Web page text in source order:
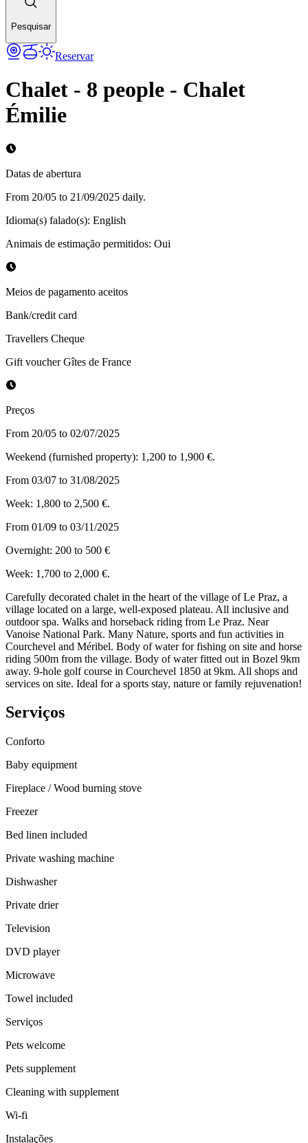
Pesquisar
Reservar
Chalet - 8 people - Chalet
Émilie
Datas de abertura
From 20/05 to 21/09/2025 daily.
Idioma(s) falado(s): English
Animais de estimação permitidos: Oui
Meios de pagamento aceitos
Bank/credit card
Travellers Cheque
Gift voucher Gîtes de France
Preços
From 20/05 to 02/07/2025
Weekend (furnished property): 1,200 to 1,900 €.
From 03/07 to 31/08/2025
Week: 1,800 to 2,500 €.
From 01/09 to 03/11/2025
Overnight: 200 to 500 €
Week: 1,700 to 2,000 €.
Carefully decorated chalet in the heart of the village of Le Praz, a
village located on a large, well-exposed plateau. All inclusive and
outdoor spa. Walks and horseback riding from Le Praz. Near
Vanoise National Park. Many Nature, sports and fun activities in
Courchevel and Méribel. Body of water for fishing on site and horse
riding 500m from the village. Body of water fitted out in Bozel 9km
away. 9-hole golf course in Courchevel 1850 at 9km. All shops and
services on site. Ideal for a sports stay, nature or family rejuvenation!
Serviços
Conforto
Baby equipment
Fireplace / Wood burning stove
Freezer
Bed linen included
Private washing machine
Dishwasher
Private drier
Television
DVD player
Microwave
Towel included
Serviços
Pets welcome
Pets supplement
Cleaning with supplement
Wi-fi
Instalações